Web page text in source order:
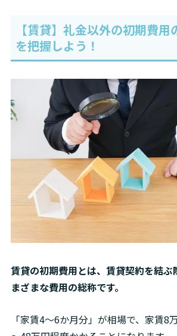
【賃貸】礼金以外の初期費
を把握しよう！
賃貸の初期費用とは、賃貸契約を結ぶ
まざまな費用の総称です。
「家賃4～6か月分」が相場で、家賃8